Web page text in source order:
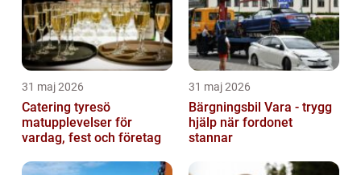
31 maj 2026
Catering tyresö
matupplevelser för
vardag, fest och företag
31 maj 2026
Bärgningsbil Vara - trygg
hjälp när fordonet
stannar